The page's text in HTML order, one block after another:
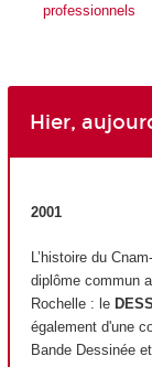
professionnels
Hier,
2001
L’histoire du
diplôme commun
Rochelle : le
également d'une
Bande Dessinée